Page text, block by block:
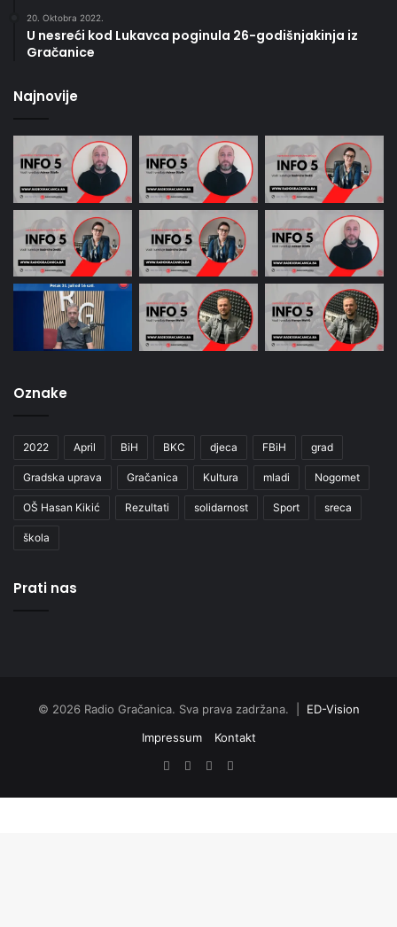
20. Oktobra 2022.
U nesreći kod Lukavca poginula 26-godišnjakinja iz
Gračanice
Najnovije
Oznake
2022 April BiH BKC djeca FBiH grad
Gradska uprava Gračanica Kultura mladi Nogomet
OŠ Hasan Kikić Rezultati solidarnost Sport sreca
škola
Prati nas
© 2026 Radio Gračanica. Sva prava zadržana. | ED-Vision
Impressum
Kontakt